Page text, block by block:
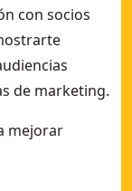
con socios
de marketing.
mejorar